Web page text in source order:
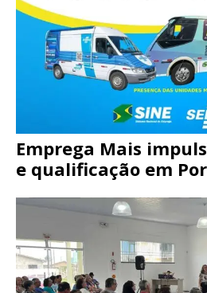
Emprega Mais
e qualificação em